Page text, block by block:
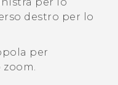
per lo
destro per lo
per